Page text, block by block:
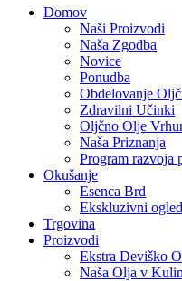
Domov
Naši Proizvodi
Naša Zgodba
Novice
Ponudba
Obdelovanje
Zdravilni Učinki
Oljčno Olje
Naša Priznanja
Program razvoja
Okušanje
Esenca Brd
Ekskluzivni
Trgovina
Proizvodi
Ekstra Deviško
Naša Olja v